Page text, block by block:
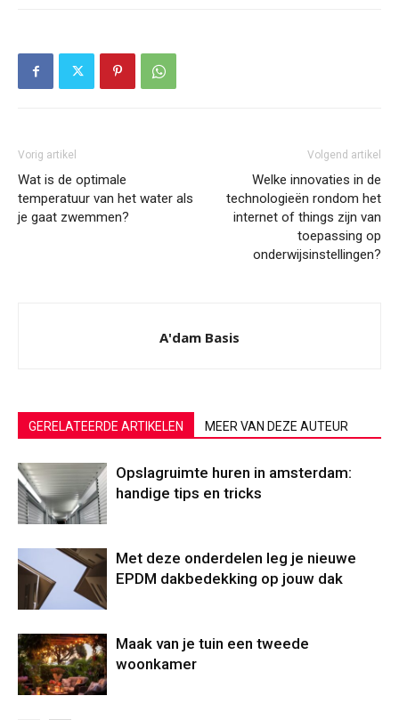
Vorig artikel
Wat is de optimale
temperatuur van het water als
je gaat zwemmen?
Volgend artikel
Welke innovaties in de
technologieën rondom het
internet of things zijn van
toepassing op
onderwijsinstellingen?
A'dam Basis
GERELATEERDE ARTIKELEN MEER VAN DEZE AUTEUR
Opslagruimte huren in amsterdam:
handige tips en tricks
Met deze onderdelen leg je nieuwe
EPDM dakbedekking op jouw dak
Maak van je tuin een tweede
woonkamer